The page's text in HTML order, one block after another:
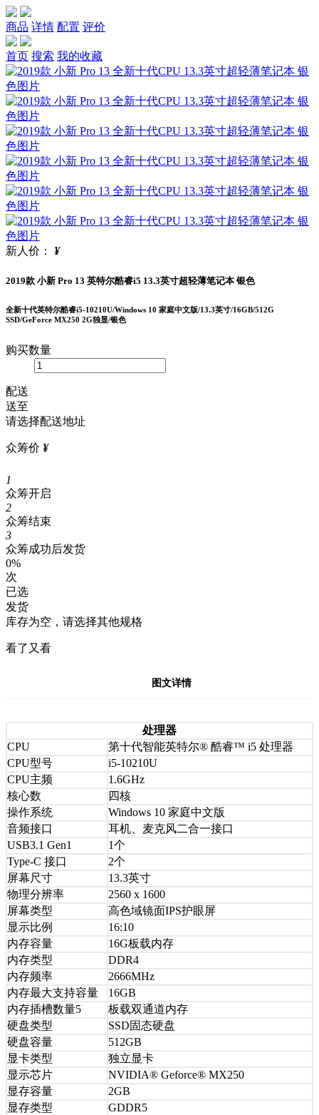
商品 详情 配置 评价
首页 搜索 我的收藏
新人价： ¥
2019款 小新 Pro 13 英特尔酷睿i5 13.3英寸超轻薄笔记本 银色
全新十代英特尔酷睿i5-10210U/Windows 10 家庭中文版/13.3英寸/16GB/512G
SSD/GeForce MX250 2G独显/银色
购买数量
配送
送至
请选择配送地址
众筹价 ¥
1
众筹开启
2
众筹结束
3
众筹成功后发货
0%
次
已选
发货
库存为空，请选择其他规格
看了又看
图文详情
处理器
CPU
第十代智能英特尔® 酷睿™ i5 处理器
CPU型号
i5-10210U
CPU主频
1.6GHz
核心数
四核
操作系统
Windows 10 家庭中文版
音频接口
耳机、麦克风二合一接口
USB3.1 Gen1
1个
Type-C 接口
2个
屏幕尺寸
13.3英寸
物理分辨率
2560 x 1600
屏幕类型
高色域镜面IPS护眼屏
显示比例
16:10
内存容量
16G板载内存
内存类型
DDR4
内存频率
2666MHz
内存最大支持容量
16GB
内存插槽数量5
板载双通道内存
硬盘类型
SSD固态硬盘
硬盘容量
512GB
显卡类型
独立显卡
显示芯片
NVIDIA® Geforce® MX250
显存容量
2GB
显存类型
GDDR5